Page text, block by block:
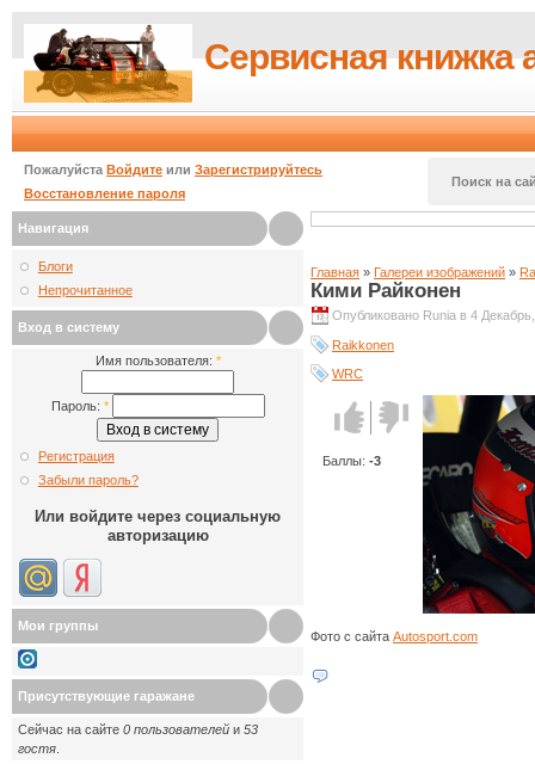
Сервисная книжка
Пожалуйста Войдите или Зарегистрируйтесь
Восстановление пароля
Поиск на
Навигация
Блоги
Непрочитанное
Вход в систему
Имя пользователя: *
Пароль: *
Регистрация
Забыли пароль?
Или войдите через социальную
авторизацию
Мои группы
Присутствующие гаражане
Сейчас на сайте 0 пользователей и 53
гостя
Главная » Галереи изображений »
Кими Райконен
Опубликовано Runia в 4
Raikkonen
WRC
Голос за!Голос
против!
Баллы: -3
Фото с сайта Autosport.com